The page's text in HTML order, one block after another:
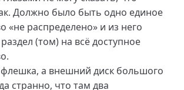
Должно было быть одно единое
«не распределено» и из него
(том) на всё доступное
флешка, а внешний диск большого
странно, что там два